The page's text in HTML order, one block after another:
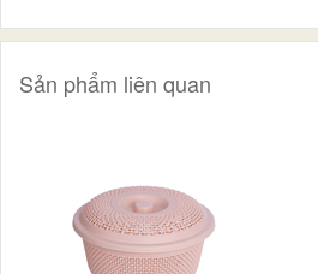
Sản phẩm liên quan